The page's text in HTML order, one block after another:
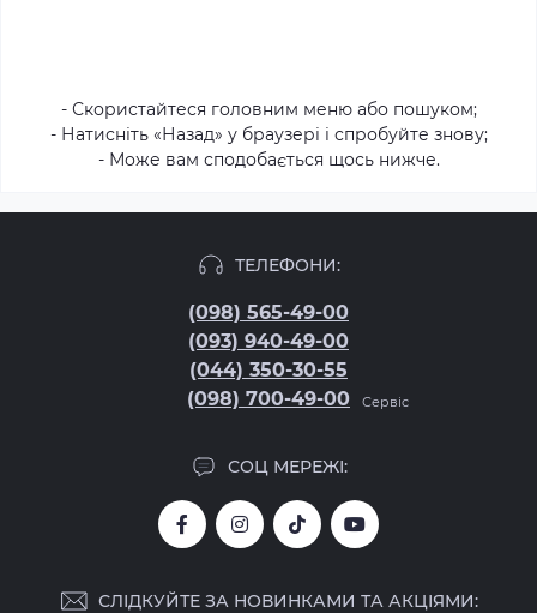
- Скористайтеся головним меню або пошуком;
- Натисніть «Назад» у браузері і спробуйте знову;
- Може вам сподобається щось нижче.
ТЕЛЕФОНИ:
(098) 565-49-00
(093) 940-49-00
(044) 350-30-55
(098) 700-49-00
Сервіс
СОЦ МЕРЕЖІ:
СЛІДКУЙТЕ ЗА НОВИНКАМИ ТА АКЦІЯМИ: